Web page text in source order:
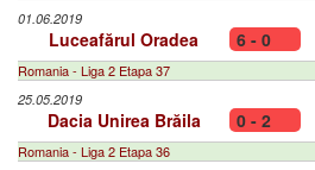
01.06.2019
Luceafărul Oradea 6 - 0
Romania - Liga 2 Etapa 37
25.05.2019
Dacia Unirea Brăila 0 - 2
Romania - Liga 2 Etapa 36